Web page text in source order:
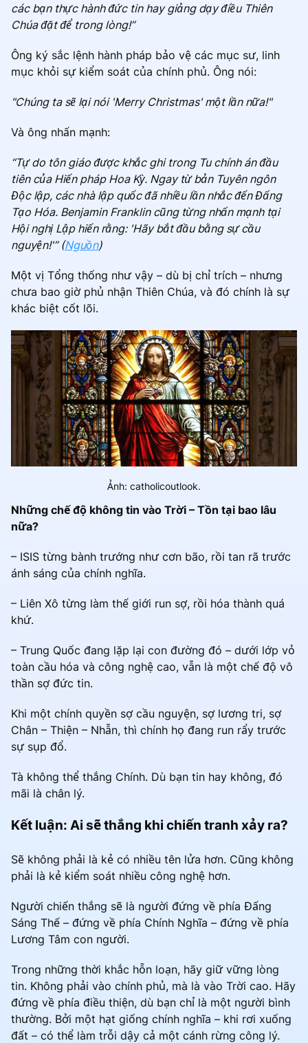
các bạn thực hành đức tin hay giảng dạy điều Thiên
Chúa đặt để trong lòng!”
Ông ký sắc lệnh hành pháp bảo vệ các mục sư, linh
mục khỏi sự kiểm soát của chính phủ. Ông nói:
"Chúng ta sẽ lại nói 'Merry Christmas' một lần nữa!"
Và ông nhấn mạnh:
“Tự do tôn giáo được khắc ghi trong Tu chính án đầu
tiên của Hiến pháp Hoa Kỳ. Ngay từ bản Tuyên ngôn
Độc lập, các nhà lập quốc đã nhiều lần nhắc đến Đấng
Tạo Hóa. Benjamin Franklin cũng từng nhấn mạnh tại
Hội nghị Lập hiến rằng: 'Hãy bắt đầu bằng sự cầu
nguyện!'” (Nguồn)
Một vị Tổng thống như vậy – dù bị chỉ trích – nhưng
chưa bao giờ phủ nhận Thiên Chúa, và đó chính là sự
khác biệt cốt lõi.
Ảnh: catholicoutlook.
Những chế độ không tin vào Trời – Tồn tại bao lâu
nữa?
– ISIS từng bành trướng như cơn bão, rồi tan rã trước
ánh sáng của chính nghĩa.
– Liên Xô từng làm thế giới run sợ, rồi hóa thành quá
khứ.
– Trung Quốc đang lặp lại con đường đó – dưới lớp vỏ
toàn cầu hóa và công nghệ cao, vẫn là một chế độ vô
thần sợ đức tin.
Khi một chính quyền sợ cầu nguyện, sợ lương tri, sợ
Chân – Thiện – Nhẫn, thì chính họ đang run rẩy trước
sự sụp đổ.
Tà không thể thắng Chính. Dù bạn tin hay không, đó
mãi là chân lý.
Kết luận: Ai sẽ thắng khi chiến tranh xảy ra?
Sẽ không phải là kẻ có nhiều tên lửa hơn. Cũng không
phải là kẻ kiểm soát nhiều công nghệ hơn.
Người chiến thắng sẽ là người đứng về phía Đấng
Sáng Thế – đứng về phía Chính Nghĩa – đứng về phía
Lương Tâm con người.
Trong những thời khắc hỗn loạn, hãy giữ vững lòng
tin. Không phải vào chính phủ, mà là vào Trời cao. Hãy
đứng về phía điều thiện, dù bạn chỉ là một người bình
thường. Bởi một hạt giống chính nghĩa – khi rơi xuống
đất – có thể làm trỗi dậy cả một cánh rừng công lý.